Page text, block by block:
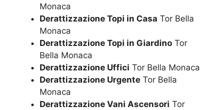
Monaca
Derattizzazione Topi in Casa Tor Bella
Monaca
Derattizzazione Topi in Giardino Tor
Bella Monaca
Derattizzazione Uffici Tor Bella Monaca
Derattizzazione Urgente Tor Bella
Monaca
Derattizzazione Vani Ascensori Tor